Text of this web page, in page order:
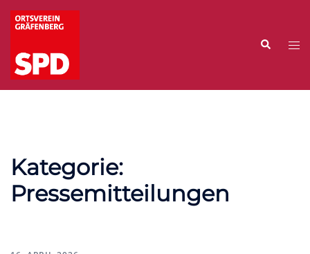
Zum
Inhalt
Suche
Kategorie:
Pressemitteilungen